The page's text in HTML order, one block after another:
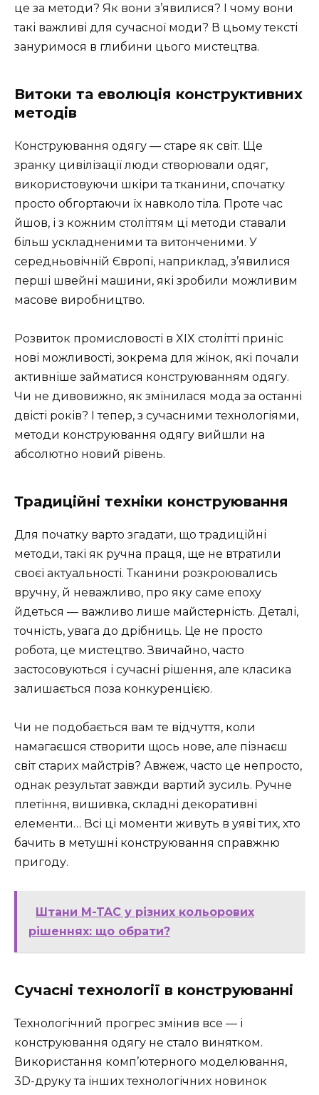
це за методи? Як вони з’явилися? І чому вони
такі важливі для сучасної моди? В цьому тексті
зануримося в глибини цього мистецтва.
Витоки та еволюція конструктивних
методів
Конструювання одягу — старе як світ. Ще
зранку цивілізації люди створювали одяг,
використовуючи шкіри та тканини, спочатку
просто обгортаючи їх навколо тіла. Проте час
йшов, і з кожним століттям ці методи ставали
більш ускладненими та витонченими. У
середньовічній Європі, наприклад, з’явилися
перші швейні машини, які зробили можливим
масове виробництво.
Розвиток промисловості в XIX столітті приніс
нові можливості, зокрема для жінок, які почали
активніше займатися конструюванням одягу.
Чи не дивовижно, як змінилася мода за останні
двісті років? І тепер, з сучасними технологіями,
методи конструювання одягу вийшли на
абсолютно новий рівень.
Традиційні техніки конструювання
Для початку варто згадати, що традиційні
методи, такі як ручна праця, ще не втратили
своєї актуальності. Тканини розкроювались
вручну, й неважливо, про яку саме епоху
йдеться — важливо лише майстерність. Деталі,
точність, увага до дрібниць. Це не просто
робота, це мистецтво. Звичайно, часто
застосовуються і сучасні рішення, але класика
залишається поза конкуренцією.
Чи не подобається вам те відчуття, коли
намагаєшся створити щось нове, але пізнаєш
світ старих майстрів? Авжеж, часто це непросто,
однак результат завжди вартий зусиль. Ручне
плетіння, вишивка, складні декоративні
елементи… Всі ці моменти живуть в уяві тих, хто
бачить в метушні конструювання справжню
пригоду.
Штани M-TAC у різних кольорових
рішеннях: що обрати?
Сучасні технології в конструюванні
Технологічний прогрес змінив все — і
конструювання одягу не стало винятком.
Використання комп’ютерного моделювання,
3D-друку та інших технологічних новинок